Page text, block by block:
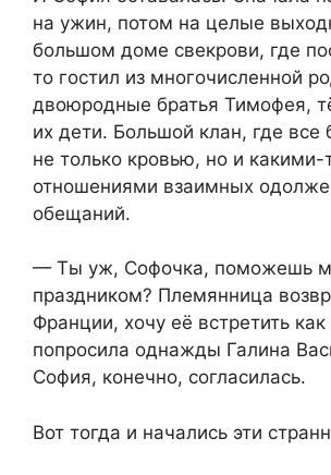
на ужин, потом на целые
большом доме свекрови, где
то гостил из многочисленной
двоюродные братья Тимофея,
их дети. Большой клан, где все
не только кровью, но и
отношениями взаимных
обещаний.
— Ты уж, Софочка, поможешь
праздником? Племянница
Франции, хочу её встретить
попросила однажды Галина
София, конечно, согласилась.
Вот тогда и начались эти